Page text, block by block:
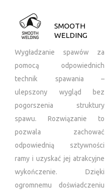
SMOOTH
WELDING
Wygładzanie spawów za
pomocą odpowiednich
technik spawania –
ulepszony wygląd bez
pogorszenia struktury
spawu. Rozwiązanie to
pozwala zachować
odpowiednią sztywności
ramy i uzyskać jej atrakcyjne
wykończenie. Dzięki
ogromnemu doświadczeniu